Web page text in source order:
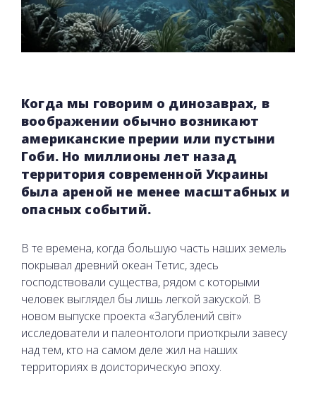
Когда мы говорим о динозаврах, в
воображении обычно возникают
американские прерии или пустыни
Гоби. Но миллионы лет назад
территория современной Украины
была ареной не менее масштабных и
опасных событий.
В те времена, когда большую часть наших земель
покрывал древний океан Тетис, здесь
господствовали существа, рядом с которыми
человек выглядел бы лишь легкой закуской. В
новом выпуске проекта «Загублений світ»
исследователи и палеонтологи приоткрыли завесу
над тем, кто на самом деле жил на наших
территориях в доисторическую эпоху.